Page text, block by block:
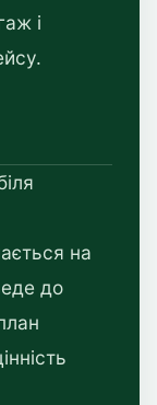
і
на
до